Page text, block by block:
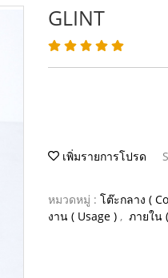
GLINT
เพิ่มรายการโปรด
หมวดหมู่ : โต๊ะกลาง (
งาน ( Usage ) , ภายใน